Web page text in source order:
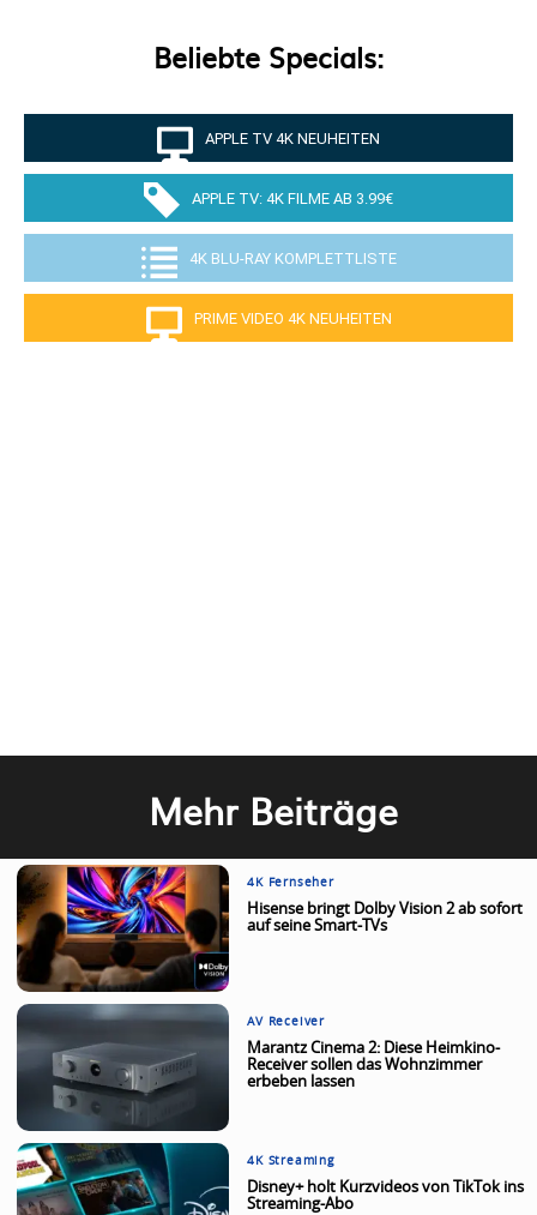
Beliebte Specials:
APPLE TV 4K NEUHEITEN
APPLE TV: 4K FILME AB 3.99€
4K BLU-RAY KOMPLETTLISTE
PRIME VIDEO 4K NEUHEITEN
Mehr Beiträge
4K Fernseher
Hisense bringt Dolby Vision 2 ab sofort
auf seine Smart-TVs
AV Receiver
Marantz Cinema 2: Diese Heimkino-
Receiver sollen das Wohnzimmer
erbeben lassen
4K Streaming
Disney+ holt Kurzvideos von TikTok ins
Streaming-Abo